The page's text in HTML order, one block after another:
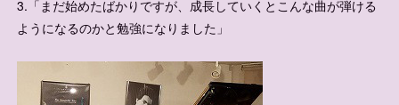
3.「まだ始めたばかりですが、成長していくとこんな曲が弾ける
ようになるのかと勉強になりました」